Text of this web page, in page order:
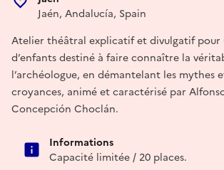
Jaén, Andalucía, Spain
Atelier théâtral explicatif et divulgatif
d’enfants destiné à faire connaître la
l’archéologue, en démantelant les mythes
croyances, animé et caractérisé par
Concepción Choclán.
Informations
Capacité limitée / 20 places.